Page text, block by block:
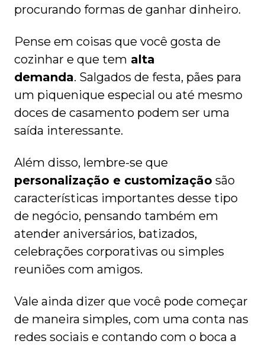
procurando formas de ganhar dinheiro.
Pense em coisas que você gosta de
cozinhar e que tem alta
demanda. Salgados de festa, pães para
um piquenique especial ou até mesmo
doces de casamento podem ser uma
saída interessante.
Além disso, lembre-se que
personalização e customização são
características importantes desse tipo
de negócio, pensando também em
atender aniversários, batizados,
celebrações corporativas ou simples
reuniões com amigos.
Vale ainda dizer que você pode começar
de maneira simples, com uma conta nas
redes sociais e contando com o boca a